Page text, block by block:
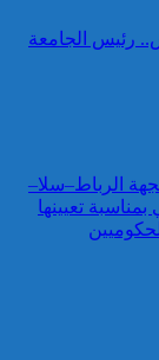
رئيس الجامعة
الرباط–سلا–
تعيينها